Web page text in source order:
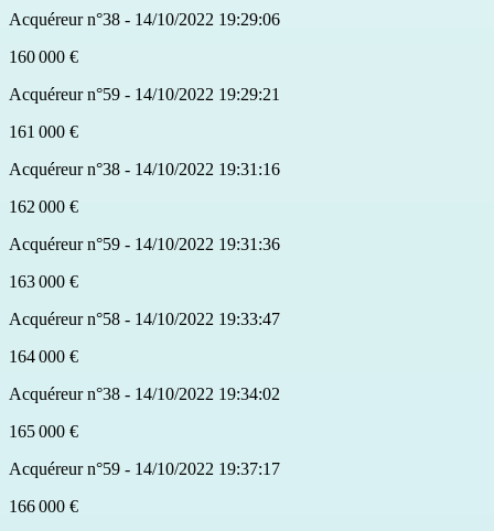
Acquéreur n°38 - 14/10/2022 19:29:06
160 000 €
Acquéreur n°59 - 14/10/2022 19:29:21
161 000 €
Acquéreur n°38 - 14/10/2022 19:31:16
162 000 €
Acquéreur n°59 - 14/10/2022 19:31:36
163 000 €
Acquéreur n°58 - 14/10/2022 19:33:47
164 000 €
Acquéreur n°38 - 14/10/2022 19:34:02
165 000 €
Acquéreur n°59 - 14/10/2022 19:37:17
166 000 €